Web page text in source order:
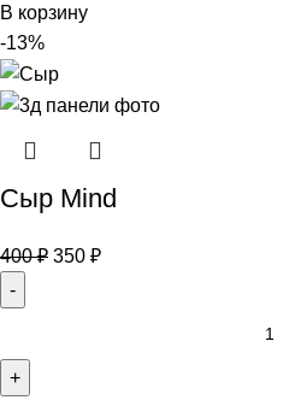
В корзину
-13%
Сыр Mind
400₽ 350 ₽